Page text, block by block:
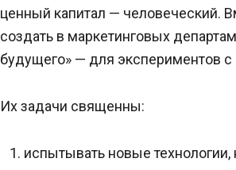
ценный капитал — человеческий.
создать в маркетинговых
будущего» — для экспериментов
Их задачи священны:
испытывать новые